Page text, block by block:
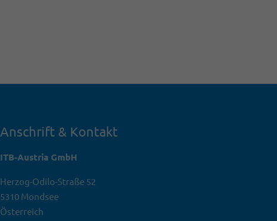
Anschrift & Kontakt
ITB-Austria GmbH
Herzog-Odilo-Straße 52
5310 Mondsee
Österreich